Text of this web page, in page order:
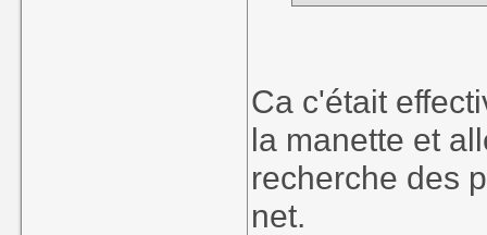
Ca c'était
la manette et
recherche des
net.